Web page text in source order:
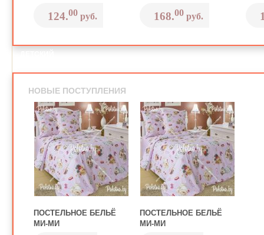
124.00 руб. 168.00 руб.
НОВЫЕ ПОСТУПЛЕНИЯ
ПОСТЕЛЬНОЕ БЕЛЬЁ
МИ-МИ
ПОСТЕЛЬНОЕ БЕЛЬЁ
МИ-МИ